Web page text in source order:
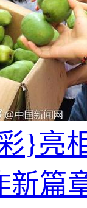
}亮
新篇